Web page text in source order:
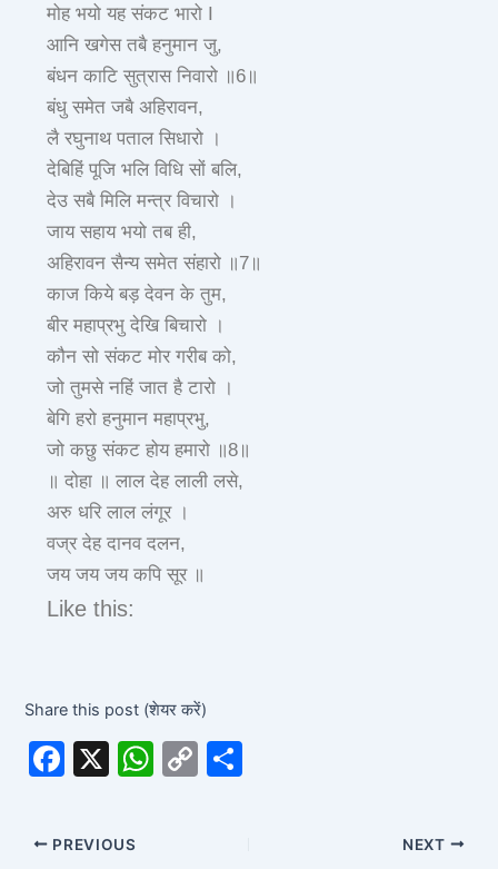
मोह भयो यह संकट भारो I
आनि खगेस तबै हनुमान जु,
बंधन काटि सुत्रास निवारो ॥6॥
बंधु समेत जबै अहिरावन,
लै रघुनाथ पताल सिधारो ।
देबिहिं पूजि भलि विधि सों बलि,
देउ सबै मिलि मन्त्र विचारो ।
जाय सहाय भयो तब ही,
अहिरावन सैन्य समेत संहारो ॥7॥
काज किये बड़ देवन के तुम,
बीर महाप्रभु देखि बिचारो ।
कौन सो संकट मोर गरीब को,
जो तुमसे नहिं जात है टारो ।
बेगि हरो हनुमान महाप्रभु,
जो कछु संकट होय हमारो ॥8॥
॥ दोहा ॥ लाल देह लाली लसे,
अरु धरि लाल लंगूर ।
वज्र देह दानव दलन,
जय जय जय कपि सूर ॥
Like this:
Share this post (शेयर करें)
F
c
X
W C
PREVIOUS NEXT